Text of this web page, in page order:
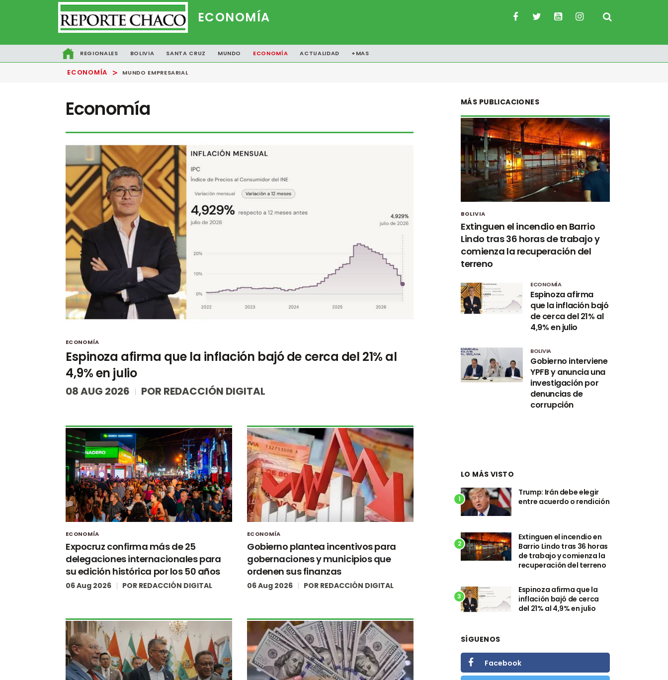
ECONOMÍA
REGIONALES BOLIVIA SANTA CRUZ MUNDO ECONOMÍA ACTUALIDAD +MAS
ECONOMÍA > MUNDO EMPRESARIAL
Economía
ECONOMÍA
Espinoza afirma que la inflación bajó de cerca del 21% al
4,9% en julio
08 AUG 2026 POR REDACCIÓN DIGITAL
ECONOMÍA
Expocruz confirma más de 25
delegaciones internacionales para
su edición histórica por los 50 años
06 Aug 2026 POR REDACCIÓN DIGITAL
ECONOMÍA
Gobierno plantea incentivos para
gobernaciones y municipios que
ordenen sus finanzas
06 Aug 2026 POR REDACCIÓN DIGITAL
MÁS PUBLICACIONES
BOLIVIA
Extinguen el incendio en Barrio
Lindo tras 36 horas de trabajo y
comienza la recuperación del
terreno
ECONOMÍA
Espinoza afirma
que la inflación bajó
de cerca del 21% al
4,9% en julio
BOLIVIA
Gobierno interviene
YPFB y anuncia una
investigación por
denuncias de
corrupción
LO MÁS VISTO
1
Trump: Irán debe elegir
entre acuerdo o rendición
2
Extinguen el incendio en
Barrio Lindo tras 36 horas
de trabajo y comienza la
recuperación del terreno
3
Espinoza afirma que la
inflación bajó de cerca
del 21% al 4,9% en julio
SÍGUENOS
Facebook